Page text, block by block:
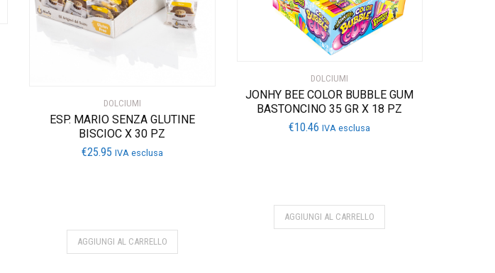
DOLCIUMI
ESP. MARIO SENZA GLUTINE
BISCIOC X 30 PZ
€25.95 IVA esclusa
AGGIUNGI AL CARRELLO
DOLCIUMI
JONHY BEE COLOR BUBBLE GUM
BASTONCINO 35 GR X 18 PZ
€10.46 IVA esclusa
AGGIUNGI AL CARRELLO